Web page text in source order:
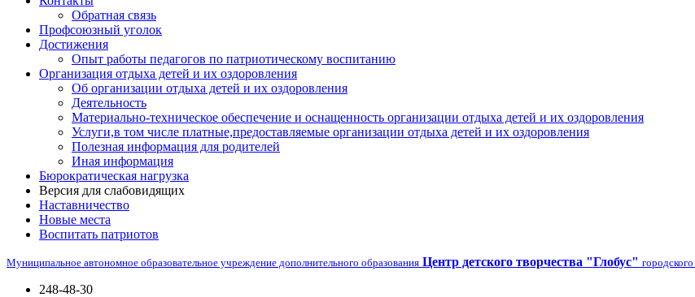
Обратная связь
Профсоюзный уголок
Достижения
Опыт работы педагогов по патриотическому воспитанию
Организация отдыха детей и их оздоровления
Об организации отдыха детей и их оздоровления
Деятельность
Материально-техническое обеспечение и оснащенность организации отдыха детей и их оздоровления
Услуги,в том числе платные,предоставляемые организации отдыха детей и их оздоровления
Полезная информация для родителей
Иная информация
Бюрократическая нагрузка
Версия для слабовидящих
Наставничество
Новые места
Воспитать патриотов
Муниципальное автономное образовательное учреждение дополнительного образования Центр детского творчества "Глобус"
248-48-30